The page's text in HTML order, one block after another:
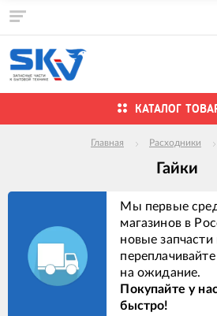
КАТАЛОГ
Главная Расходники
Гайки
Мы первые
магазинов в
новые
на ожидание.
Покупайте у
быстро!